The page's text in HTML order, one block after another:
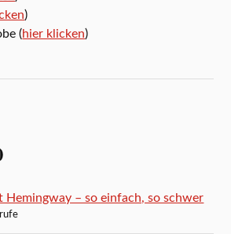
)
(hier klicken)
Hemingway – so einfach, so schwer